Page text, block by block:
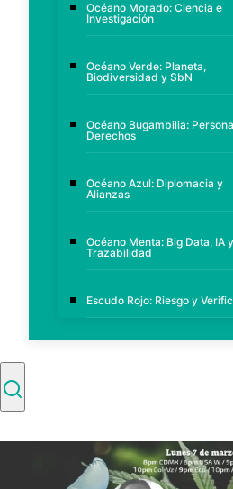
Océano Morado: Ciencia e
Investigación
Océano Verde: Planeta,
Biodiversidad y SbN
Océano Bugambilia:
Derechos
Océano Azul: Diplomacia y
Alianzas
Océano Menta: Big Data, IA y
Trazabilidad
Escudo Rojo: Riesgo y